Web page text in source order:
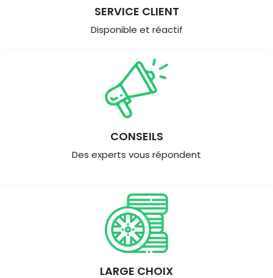
SERVICE CLIENT
Disponible et réactif
CONSEILS
Des experts vous répondent
LARGE CHOIX